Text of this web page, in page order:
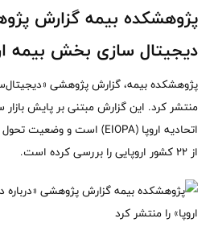
پژوهشکده بیمه گزارش
دیجیتال سازی بخش بیمه
پژوهشکده بیمه، گزارش پژوهشی
از ۲۲ کشور اروپایی را بررسی کرده است.